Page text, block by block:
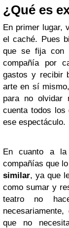
¿Qué es
En primer lugar,
el caché. Pues
que se fija con
compañía por
gastos y recibir
arte en sí
para no olvidar
cuenta todos los
ese espectáculo.
En cuanto a la
compañías que
similar, ya que
como sumar y
teatro no
que no